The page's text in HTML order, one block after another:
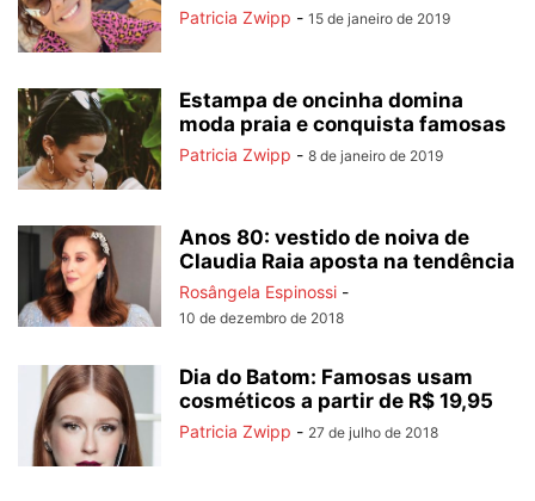
Patricia Zwipp - 15 de janeiro de 2019
Estampa de oncinha domina
moda praia e conquista famosas
Patricia Zwipp - 8 de janeiro de 2019
Anos 80: vestido de noiva de
Claudia Raia aposta na tendência
Rosângela Espinossi -
10 de dezembro de 2018
Dia do Batom: Famosas usam
cosméticos a partir de R$ 19,95
Patricia Zwipp - 27 de julho de 2018